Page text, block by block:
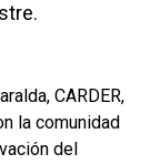
CARDER,
la comunidad
del